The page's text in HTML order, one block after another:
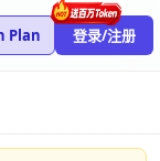
Plan 登录/注册